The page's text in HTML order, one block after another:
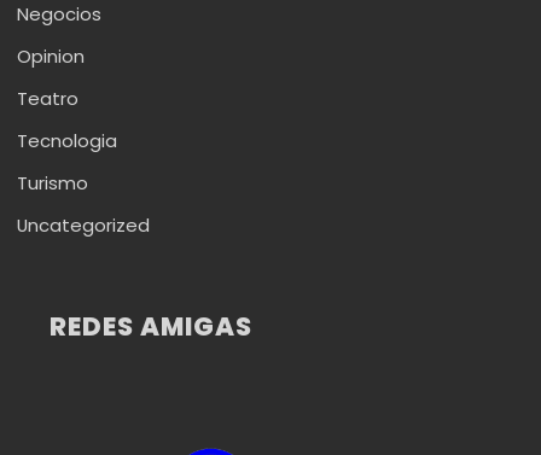
Negocios
Opinion
Teatro
Tecnologia
Turismo
Uncategorized
REDES AMIGAS